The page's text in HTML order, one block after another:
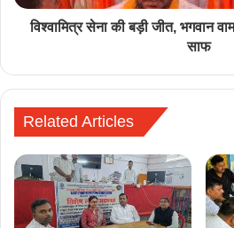
विश्वामित्र सेना की बड़ी जीत, भगवान
साफ
Related Articles